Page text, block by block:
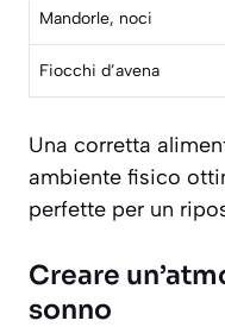
Mandorle, noci
Fiocchi d’avena
Una corretta
ambiente fisico
perfette per un
Creare
sonno